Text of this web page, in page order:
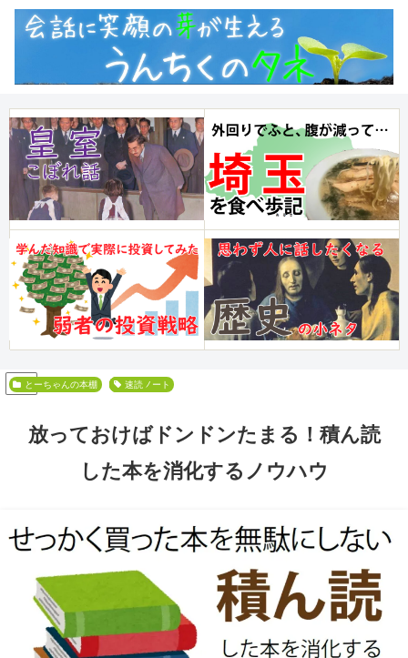
PR
放っておけばドンドンたまる！積ん読
した本を消化するノウハウ
とーちゃんの本棚 積ん読
読み方
読書ノート
速読